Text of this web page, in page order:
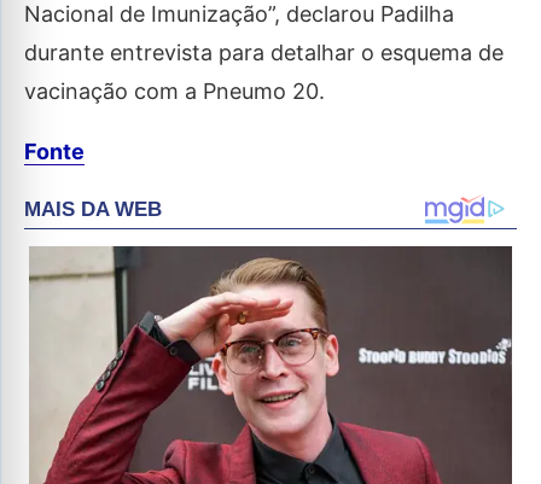
Nacional de Imunização”, declarou Padilha
durante entrevista para detalhar o esquema de
vacinação com a Pneumo 20.
Fonte